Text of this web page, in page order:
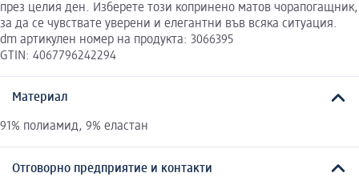
през целия ден. Изберете този копринено матов чорапогащник,
за да се чувствате уверени и елегантни във всяка ситуация.
dm артикулен номер на продукта: 3066395
GTIN: 4067796242294
Материал
91% полиамид, 9% еластан
Отговорно предприятие и контакти